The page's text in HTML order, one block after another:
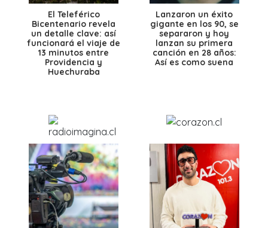
El Teleférico
Bicentenario revela
un detalle clave: así
funcionará el viaje de
13 minutos entre
Providencia y
Huechuraba
Lanzaron un éxito
gigante en los 90, se
separaron y hoy
lanzan su primera
canción en 28 años:
Así es como suena